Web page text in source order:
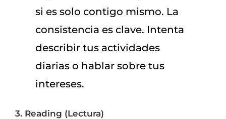
si es solo contigo mismo. La
consistencia es clave. Intenta
describir tus actividades
diarias o hablar sobre tus
intereses.
3. Reading (Lectura)